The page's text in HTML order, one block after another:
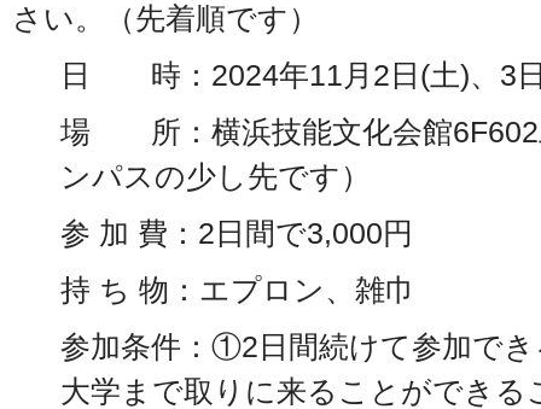
さい。（先着順です）
日 時：2024年11月2日(土)、3
場 所：横浜技能文化会館
ンパスの少し先です）
参 加 費：2日間で3,000円
持 ち 物：エプロン、雑巾
参加条件：①2日間続けて参加で
大学まで取りに来ることができる